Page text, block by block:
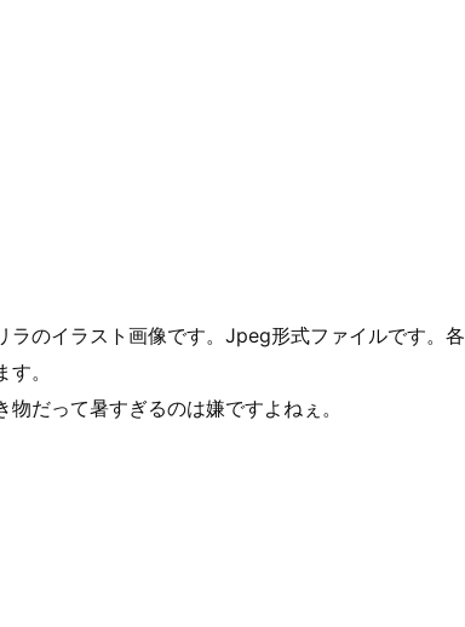
ラのイラスト画像です。Jpeg形式ファイルです。各
。
だって暑すぎるのは嫌ですよねぇ。